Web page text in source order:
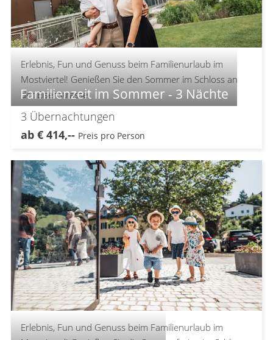
Familienzeit im Sommer - 3 Nächte
Erlebnis, Fun und Genuss beim Familienurlaub im
Mostviertel! Genießen Sie den Sommer im Schloss an
der Eisenstrasse.
3 Übernachtungen
ab€ 414,-- Preis pro Person
Erlebnis, Fun und Genuss beim Familienurlaub im